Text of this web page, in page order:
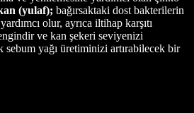
(yulaf); bağırsaktaki dost bakterilerin
olur, ayrıca iltihap karşıtı
ve kan şekeri seviyenizi
sebum yağı üretiminizi artırabilecek bir